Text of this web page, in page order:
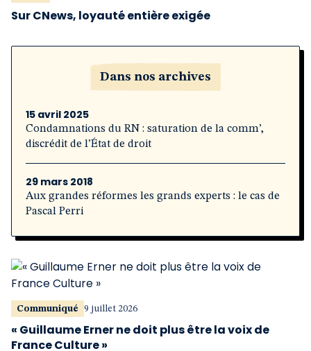
Sur CNews, loyauté entière exigée
Dans nos archives
15 avril 2025
Condamnations du RN : saturation de la comm’,
discrédit de l’État de droit
29 mars 2018
Aux grandes réformes les grands experts : le cas de
Pascal Perri
Communiqué 9 juillet 2026
« Guillaume Erner ne doit plus être la voix de
France Culture »